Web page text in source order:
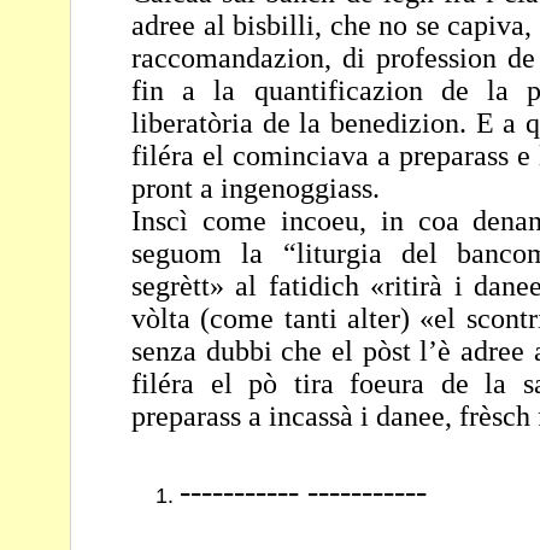
adree al bisbilli, cheno se
raccomandazion, di profession
fin a la quantificazion de la
liberatòria de la benedizion. E a
filéra el cominciava a preparass
pront a ingenoggiass.
Inscì come incoeu, in coa
seguom la “liturgia del
segrètt» al fatidich «ritirà i
vòlta (come tanti alter) «el
senza dubbi che el pòst l’è
filéra elpò tira foeura de la
preparass a incassà i danee,
----------- -----------